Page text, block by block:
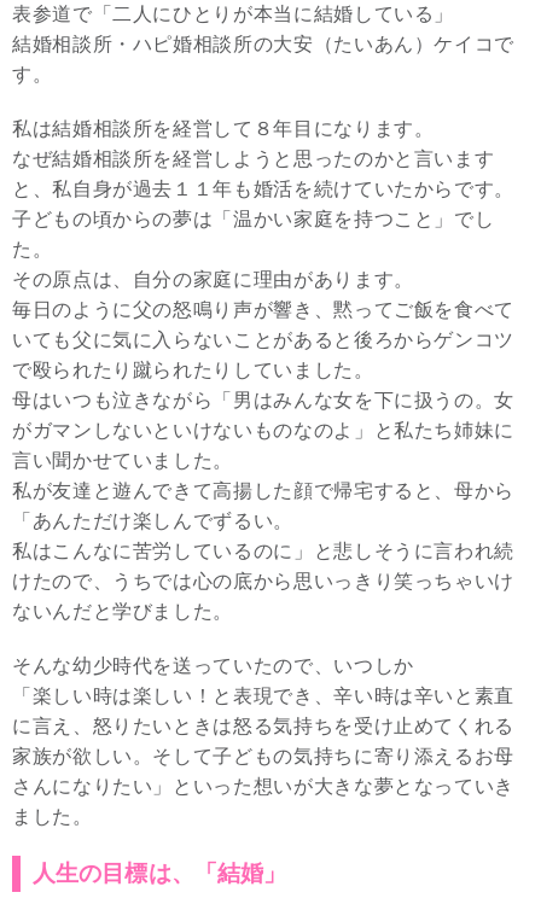
表参道で「二人にひとりが本当に結婚している」
結婚相談所・ハピ婚相談所の大安（たいあん）ケイコで
す。
私は結婚相談所を経営して８年目になります。
なぜ結婚相談所を経営しようと思ったのかと言います
と、私自身が過去１１年も婚活を続けていたからです。
子どもの頃からの夢は「温かい家庭を持つこと」でし
た。
その原点は、自分の家庭に理由があります。
毎日のように父の怒鳴り声が響き、黙ってご飯を食べて
いても父に気に入らないことがあると後ろからゲンコツ
で殴られたり蹴られたりしていました。
母はいつも泣きながら「男はみんな女を下に扱うの。女
がガマンしないといけないものなのよ」と私たち姉妹に
言い聞かせていました。
私が友達と遊んできて高揚した顔で帰宅すると、母から
「あんただけ楽しんでずるい。
私はこんなに苦労しているのに」と悲しそうに言われ続
けたので、うちでは心の底から思いっきり笑っちゃいけ
ないんだと学びました。
そんな幼少時代を送っていたので、いつしか
「楽しい時は楽しい！と表現でき、辛い時は辛いと素直
に言え、怒りたいときは怒る気持ちを受け止めてくれる
家族が欲しい。そして子どもの気持ちに寄り添えるお母
さんになりたい」といった想いが大きな夢となっていき
ました。
人生の目標は、「結婚」